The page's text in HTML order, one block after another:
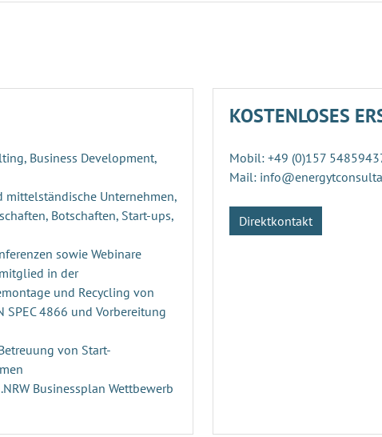
Business Development,
mittelständische Unternehmen,
Botschaften, Start-ups,
sowie Webinare
in der
und Recycling von
SPEC 4866 und Vorbereitung
von Start-
Businessplan Wettbewerb
KOSTENLOSES
Mobil: +49 (0)157
Mail:
Direktkontakt